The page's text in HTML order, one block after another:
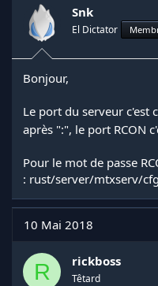
Snk
El Dictator
Bonjour,
Le port du serveur c'est
après ":", le port RCON
Pour le mot de passe
: rust/server/mtxserv/
10 Mai 2018
R rickboss
Têtard